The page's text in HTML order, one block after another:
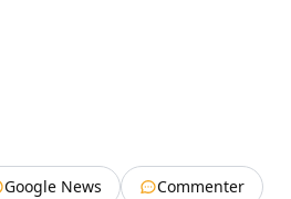
Google News
Commenter